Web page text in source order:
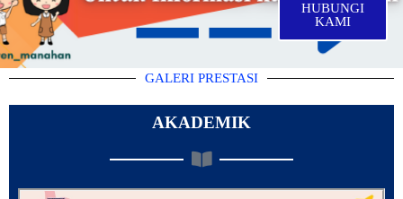
HUBUNGI
KAMI
PRESTASI MURID
GALERI PRESTASI
AKADEMIK